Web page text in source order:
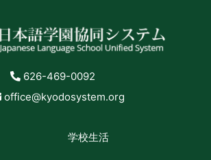
626-469-0092
office@kyodosystem.org
学校生活